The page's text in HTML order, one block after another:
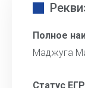
Полное
Маджуга
Статус ЕГР